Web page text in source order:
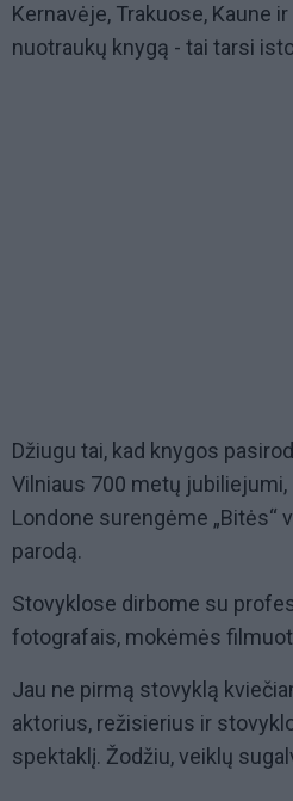
Kernavėje, Trakuose, Kaune
nuotraukų knygą - tai tarsi
Džiugu tai, kad knygos
Vilniaus 700 metų jubiliejumi,
Londone surengėme „Bitės“
parodą.
Stovyklose dirbome su
fotografais, mokėmės
Jau ne pirmą stovyklą
aktorius, režisierius ir
spektaklį. Žodžiu, veiklų